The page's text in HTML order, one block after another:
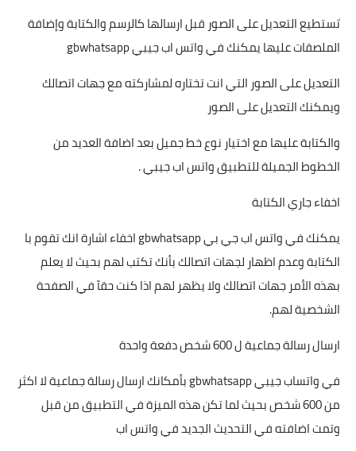
َتستطيع التعديل على الصور قبل ارسالها كالرسم والكتابة وإضافة
الملصقات عليها يمكنك في واتس اب جيبي gbwhatsapp
التعديل على الصور التي انت تختاره لمشاركته مع جهات اتصالك
ويمكنك التعديل على الصور
والكتابة عليها مع اختيار نوع خط جميل بعد اضافة العديد من
الخطوط الجميلة للتطبيق واتس اب جيبي .
اخفاء جاري الكتابة
يمكنك في واتس اب جي بي gbwhatsapp اخفاء اشارة انك تقوم با
الكتابة وعدم اظهار لجهات اتصالك بأنك تكتب لهم بحيث لا يعلم
بهذه الأمر جهات اتصالك ولا يظهر لهم اذا كنت حقآ في الصفحة
الشخصية لهم.
ارسال رسالة جماعية ل 600 شخص دفعة واحدة
في واتساب جيبي gbwhatsapp بأمكانك ارسال رسالة جماعية لا اكثر
من 600 شخص بحيث لما تكن هذه الميزة في التطبيق من قبل
وتمت اضافته في التحديث الجديد في واتس اب